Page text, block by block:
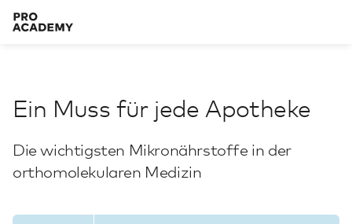
Ein Muss für jede Apotheke
Die wichtigsten Mikronährstoffe in der
orthomolekularen Medizin